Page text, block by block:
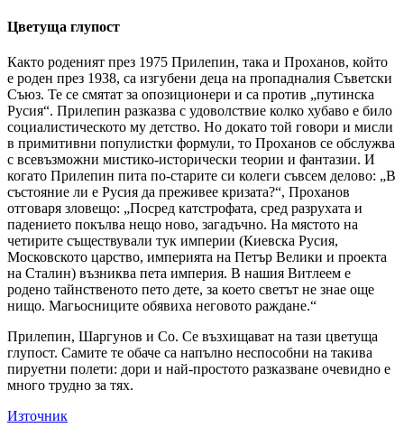
Цветуща глупост
Както роденият през 1975 Прилепин, така и Проханов, който
е роден през 1938, са изгубени деца на пропадналия Съветски
Съюз. Те се смятат за опозиционери и са против „путинска
Русия“. Прилепин разказва с удоволствие колко хубаво е било
социалистическото му детство. Но докато той говори и мисли
в примитивни популистки формули, то Проханов се обслужва
с всевъзможни мистико-исторически теории и фантазии. И
когато Прилепин пита по-старите си колеги съвсем делово: „В
състояние ли е Русия да преживее кризата?“, Проханов
отговаря зловещо: „Посред катстрофата, сред разрухата и
падението покълва нещо ново, загадъчно. На мястото на
четирите съществували тук империи (Киевска Русия,
Московското царство, империята на Петър Велики и проекта
на Сталин) възниква пета империя. В нашия Витлеем е
родено тайнственото пето дете, за което светът не знае още
нищо. Магьосниците обявиха неговото раждане.“
Прилепин, Шаргунов и Co. Се възхищават на тази цветуща
глупост. Самите те обаче са напълно неспособни на такива
пируетни полети: дори и най-простото разказване очевидно е
много трудно за тях.
Източник